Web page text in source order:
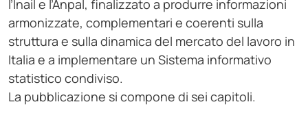
l’Inail e l’Anpal, finalizzato a produrre informazioni
armonizzate, complementari e coerenti sulla
struttura e sulla dinamica del mercato del lavoro in
Italia e a implementare un Sistema informativo
statistico condiviso.
La pubblicazione si compone di sei capitoli.